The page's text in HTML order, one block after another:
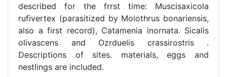
described for the frrst time: Muscisaxicola
rufivertex (parasitized by Molothrus bonariensis,
also a first record), Catamenia inornata. Sicalis
olivascens and Ozrduelis crassirostris .
Descriptions of sites. materials, eggs and
nestlings are included.